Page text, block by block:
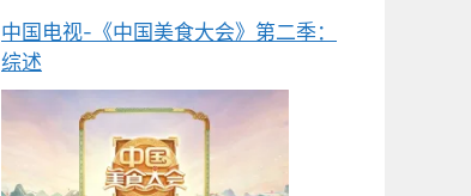
中国电视-《中国美食大会》第二季：
综述